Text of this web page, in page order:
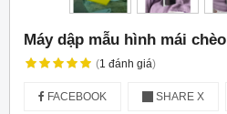
Máy dập mẫu hình mái chèo
(1 đánh giá)
FACEBOOK SHARE X